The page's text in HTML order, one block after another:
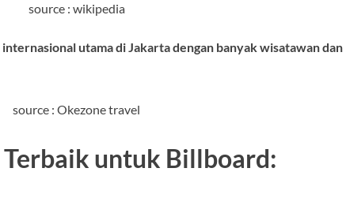
source : wikipedia
utama di Jakarta dengan banyak wisatawan dan
source : Okezone travel
untuk Billboard: